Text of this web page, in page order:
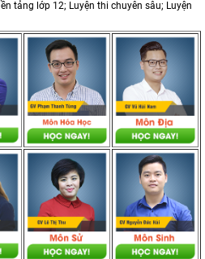
tảng lớp 12; Luyện thi chuyên sâu; Luyện